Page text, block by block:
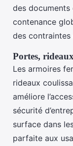
des documents
contenance
des contraintes
Portes,
Les armoires
rideaux
améliore
sécurité
surface dans
parfaite aux